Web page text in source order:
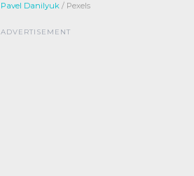
Pavel Danilyuk / Pexels